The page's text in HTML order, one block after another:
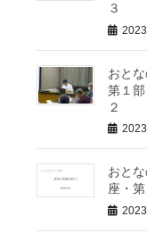
３
おと
第１
２
おと
座・